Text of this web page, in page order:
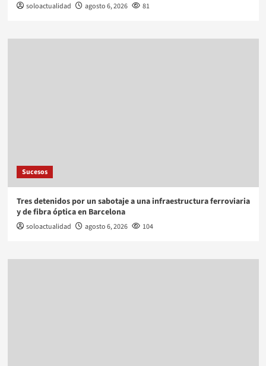
soloactualidad agosto 6, 2026 81
Sucesos
Tres detenidos por un sabotaje a una infraestructura ferroviaria
y de fibra óptica en Barcelona
soloactualidad agosto 6, 2026 104